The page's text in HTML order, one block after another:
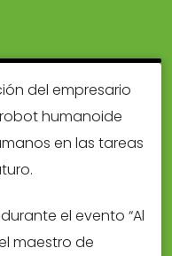
del empresario
robot humanoide
en las tareas
el evento “Al
maestro de